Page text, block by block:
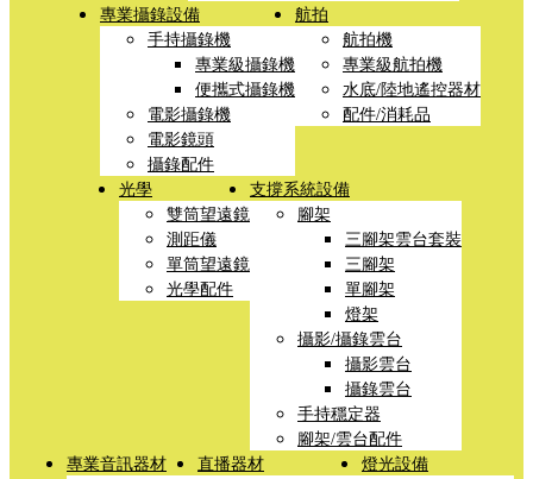
專業攝錄設備
手持攝錄機
專業級攝錄機
便攜式攝錄機
電影攝錄機
電影鏡頭
攝錄配件
航拍
航拍機
專業級航拍機
水底/陸地遙控器材
配件/消耗品
光學
雙筒望遠鏡
測距儀
單筒望遠鏡
光學配件
支撐系統設備
腳架
三腳架雲台套裝
三腳架
單腳架
燈架
攝影/攝錄雲台
攝影雲台
攝錄雲台
手持穩定器
腳架/雲台配件
專業音訊器材
直播器材
燈光設備